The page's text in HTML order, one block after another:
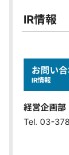
IR情報
お問い
IR情報
経営企画部
Tel. 03-